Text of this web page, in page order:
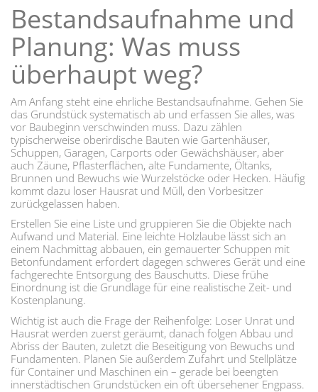
Bestandsaufnahme und
Planung: Was muss
überhaupt weg?
Am Anfang steht eine ehrliche Bestandsaufnahme. Gehen Sie
das Grundstück systematisch ab und erfassen Sie alles, was
vor Baubeginn verschwinden muss. Dazu zählen
typischerweise oberirdische Bauten wie Gartenhäuser,
Schuppen, Garagen, Carports oder Gewächshäuser, aber
auch Zäune, Pflasterflächen, alte Fundamente, Öltanks,
Brunnen und Bewuchs wie Wurzelstöcke oder Hecken. Häufig
kommt dazu loser Hausrat und Müll, den Vorbesitzer
zurückgelassen haben.
Erstellen Sie eine Liste und gruppieren Sie die Objekte nach
Aufwand und Material. Eine leichte Holzlaube lässt sich an
einem Nachmittag abbauen, ein gemauerter Schuppen mit
Betonfundament erfordert dagegen schweres Gerät und eine
fachgerechte Entsorgung des Bauschutts. Diese frühe
Einordnung ist die Grundlage für eine realistische Zeit- und
Kostenplanung.
Wichtig ist auch die Frage der Reihenfolge: Loser Unrat und
Hausrat werden zuerst geräumt, danach folgen Abbau und
Abriss der Bauten, zuletzt die Beseitigung von Bewuchs und
Fundamenten. Planen Sie außerdem Zufahrt und Stellplätze
für Container und Maschinen ein – gerade bei beengten
innerstädtischen Grundstücken ein oft übersehener Engpass.